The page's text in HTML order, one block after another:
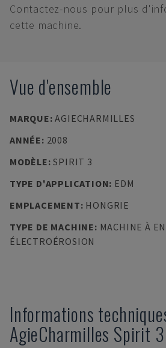
Contactez-nous pour plus
cette machine.
Vue d'ensemble
MARQUE:AGIECHARMILLES
ANNÉE: 2008
MODÈLE:SPIRIT 3
TYPE D'APPLICATION: EDM
EMPLACEMENT: HONGRIE
TYPE DE MACHINE: MACHINE À
ÉLECTROÉROSION
Informations
AgieCharmilles Spirit 3